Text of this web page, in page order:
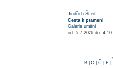
Jindřich Štreit
Cesta k prameni
Galerie umění
od: 5.7.2026 do:
B
C Č F